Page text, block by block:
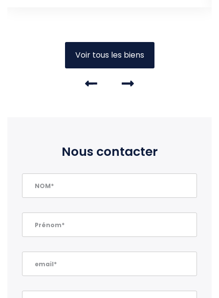
Voir tous les biens
Nous contacter
NOM*
Prénom*
email*